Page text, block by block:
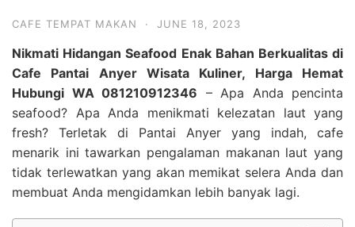
CAFE TEMPAT MAKAN · JUNE 18, 2023
Nikmati Hidangan Seafood Enak Bahan Berkualitas di
Cafe Pantai Anyer Wisata Kuliner, Harga Hemat
Hubungi WA 081210912346 – Apa Anda pencinta
seafood? Apa Anda menikmati kelezatan laut yang
fresh? Terletak di Pantai Anyer yang indah, cafe
menarik ini tawarkan pengalaman makanan laut yang
tidak terlewatkan yang akan memikat selera Anda dan
membuat Anda mengidamkan lebih banyak lagi.